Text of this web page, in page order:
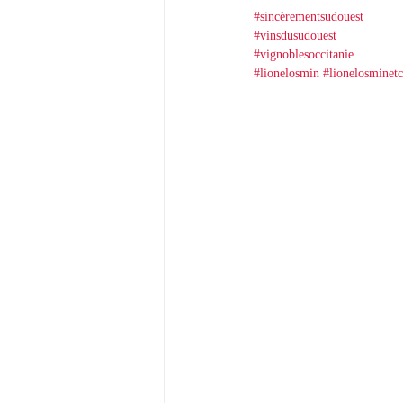
#sincèrementsudouest
#vinsdusudouest
#vignoblesoccitanie
#lionelosmin